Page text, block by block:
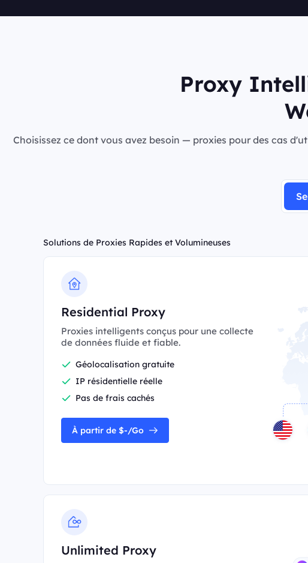
Proxy
Choisissez ce dont vous avez besoin — proxies pour des cas
Solutions de Proxies Rapides et Volumineuses
Residential Proxy
Proxies intelligents conçus pour une collecte
de données fluide et fiable.
Géolocalisation gratuite
IP résidentielle réelle
Pas de frais cachés
À partir de $-/Go
Unlimited Proxy